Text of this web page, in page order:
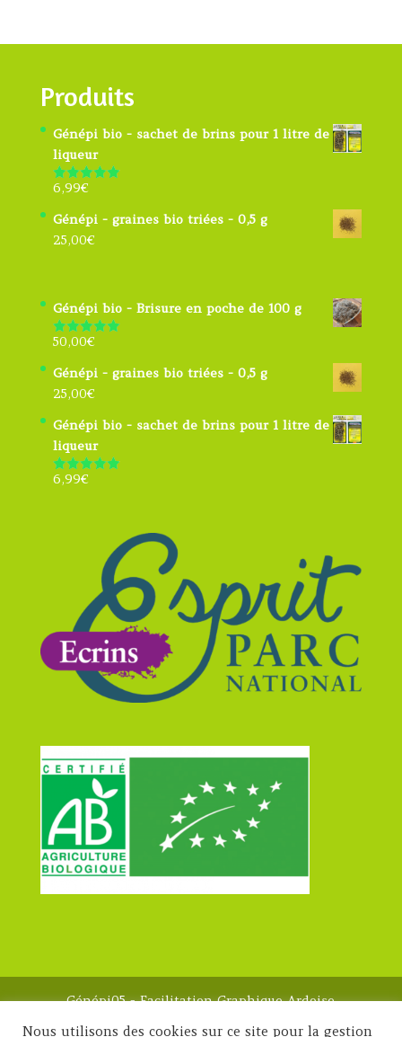
Produits
Génépi bio - sachet de brins pour 1 litre de
liqueur
Note4.91
6,99€
Génépi - graines bio triées - 0,5 g
25,00€
Génépi bio - Brisure en poche de 100 g
Note5.00
50,00€
Génépi - graines bio triées - 0,5 g
25,00€
Génépi bio - sachet de brins pour 1 litre de
liqueur
Note4.91
6,99€
Génépi05 - Facilitation Graphique Ardoise
Nous utilisons des cookies sur ce site pour la gestion